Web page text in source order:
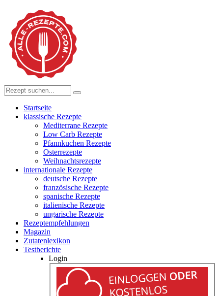
Startseite
klassische Rezepte
Mediterrane Rezepte
Low Carb Rezepte
Pfannkuchen Rezepte
Osterrezepte
Weihnachtsrezepte
internationale Rezepte
deutsche Rezepte
französische Rezepte
spanische Rezepte
italienische Rezepte
ungarische Rezepte
Rezeptempfehlungen
Magazin
Zutatenlexikon
Testberichte
Login